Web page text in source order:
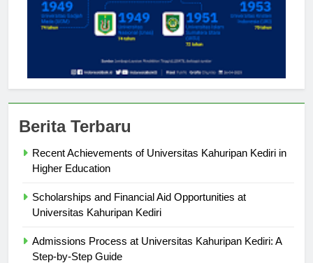
Berita Terbaru
Recent Achievements of Universitas Kahuripan Kediri in
Higher Education
Scholarships and Financial Aid Opportunities at
Universitas Kahuripan Kediri
Admissions Process at Universitas Kahuripan Kediri: A
Step-by-Step Guide